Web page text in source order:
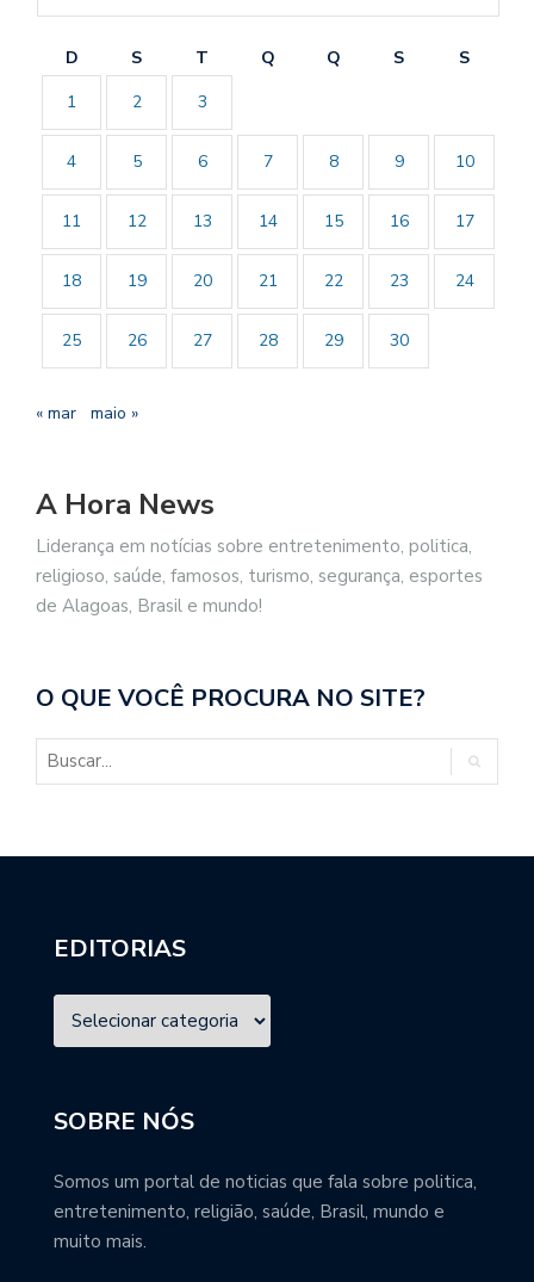
D S T Q Q S
S
1
2 3
4 5 6 7 8 9 10
11 12 13 14 15 16 17
18 19 20 21 22 23 24
25 26 27 28 29 30
« mar maio »
A Hora News
Liderança em notícias sobre entretenimento, politica,
religioso, saúde, famosos, turismo, segurança, esportes
de Alagoas, Brasil e mundo!
O QUE VOCÊ PROCURA NO SITE?
EDITORIAS
SOBRE NÓS
Somos um portal de noticias que fala sobre politica,
entretenimento, religião, saúde, Brasil, mundo e
muito mais.